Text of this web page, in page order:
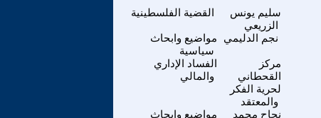
القضية الفلسطينية
سليم يونس
الزريعي
مواضيع وابحاث
سياسية
نجم الدليمي
الفساد الإداري
والمالي
مركز
القحطاني
لحرية الفكر
والمعتقد
مواضيع وابحاث
نجاح محمد